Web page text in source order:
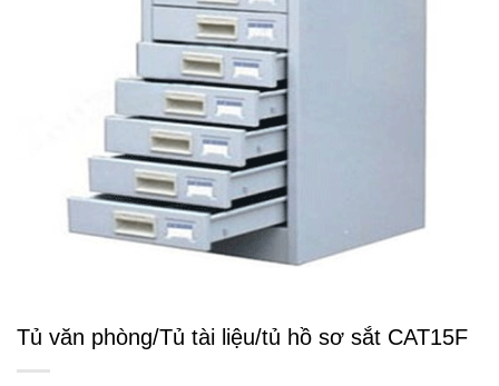
Tủ văn phòng/Tủ tài liệu/tủ hồ sơ sắt CAT15F